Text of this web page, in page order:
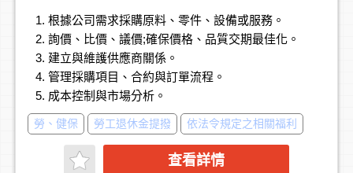
1. 根據公司需求採購原料、零件、設備或服務。
2. 詢價、比價、議價;確保價格、品質交期最佳化。
3. 建立與維護供應商關係。
4. 管理採購項目、合約與訂單流程。
5. 成本控制與市場分析。
6. 具跨國採購經驗佳(或紡織製程採購)。
7. 材料開發及規範製作能力。
勞、健保 勞工退休金提撥 依法令規定之相關福利
查看詳情